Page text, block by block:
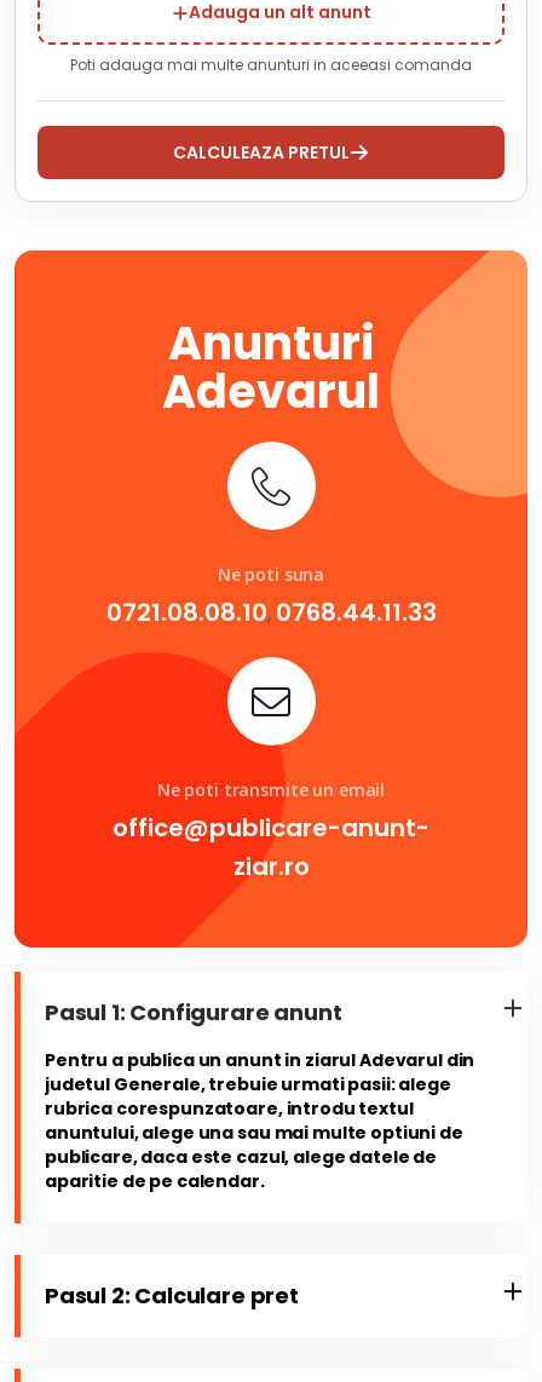
Anunturi
Adevarul
Ne poti suna
0721.08.08.10, 0768.44.11.33
Ne poti transmite un email
office@publicare-anunt-
ziar.ro
Pasul 1: Configurare anunt
Pentru a publica un anunt in ziarul Adevarul din
judetul Generale, trebuie urmati pasii: alege
rubrica corespunzatoare, introdu textul
anuntului, alege una sau mai multe optiuni de
publicare, daca este cazul, alege datele de
aparitie de pe calendar.
Pasul 2: Calculare pret
Adauga un alt anunt
Poti adauga mai multe anunturi in aceeasi comanda
CALCULEAZA PRETUL